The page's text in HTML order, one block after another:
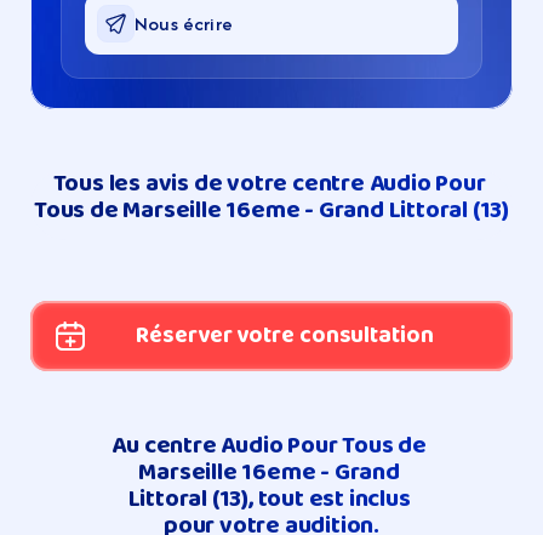
Nous écrire
Tous les avis de votre centre Audio Pour
Tous de Marseille 16eme - Grand Littoral (13)
Réserver votre consultation
Au centre Audio Pour Tous de
Marseille 16eme - Grand
Littoral (13), tout est inclus
pour votre audition.